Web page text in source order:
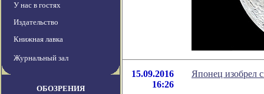
У нас в гостях
Издательство
Книжная лавка
Журнальный зал
ОБОЗРЕНИЯ
15.09.2016
16:26
Японец изобрел